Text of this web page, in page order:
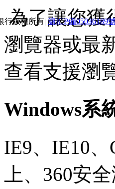
為了讓您獲
瀏覽器或最
查看支援瀏
Windows系
IE9、IE10、
上、360安
行版權所有| 滬ICP備05036189